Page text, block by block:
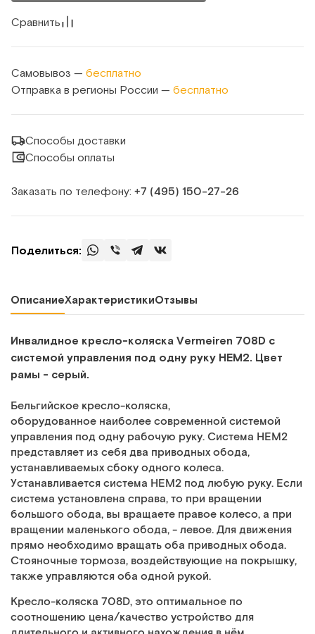
Сравнить
Самовывоз — бесплатно
Отправка в регионы России — бесплатно
Способы доставки
Способы оплаты
Заказать по телефону: +7 (495) 150‑27‑26
Поделиться:
ОписаниеХарактеристикиОтзывы
Инвалидное кресло-коляска Vermeiren 708D c
системой управления под одну руку HEM2. Цвет
рамы - серый.
Бельгийское кресло-коляска,
оборудованное наиболее современной системой
управления под одну рабочую руку. Система HEM2
представляет из себя два приводных обода,
устанавливаемых сбоку одного колеса.
Устанавливается система HEM2 под любую руку. Если
система установлена справа, то при вращении
большого обода, вы вращаете правое колесо, а при
вращении маленького обода, - левое. Для движения
прямо необходимо вращать оба приводных обода.
Стояночные тормоза, воздействующие на покрышку,
также управляются оба одной рукой.
Кресло-коляска 708D, это оптимальное по
соотношению цена/качество устройство для